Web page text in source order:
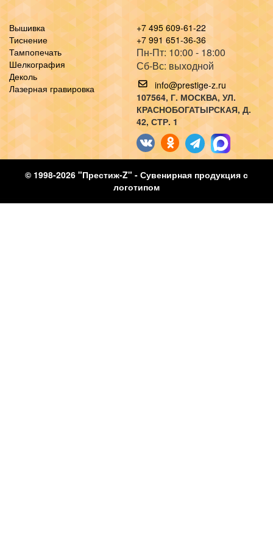
Вышивка
Тиснение
Тампопечать
Шелкография
Деколь
Лазерная гравировка
+7 495 609-61-22
+7 991 651-36-36
Пн-Пт: 10:00 - 18:00
Сб-Вс: выходной
info@prestige-z.ru
107564, Г. МОСКВА, УЛ.
КРАСНОБОГАТЫРСКАЯ, Д.
42, СТР. 1
© 1998-2026 "Престиж-Z" - Сувенирная продукция с
логотипом